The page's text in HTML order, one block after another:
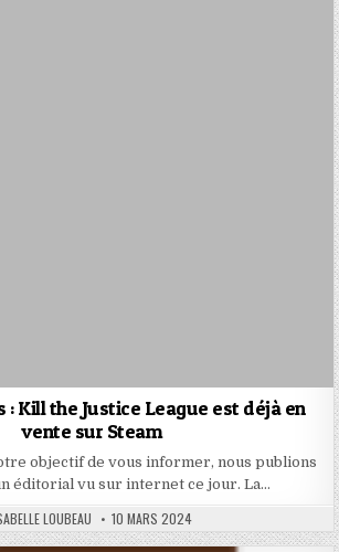
Kill the Justice League est déjà en
vente sur Steam
objectif de vous informer, nous publions
éditorial vu sur internet ce jour. La…
LOUBEAU PUBLISHED
DATE:
10 MARS 2024